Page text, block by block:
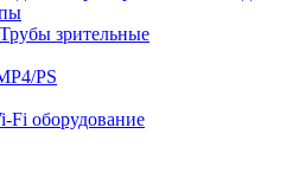
Трубы зрительные
PS
Fi оборудование